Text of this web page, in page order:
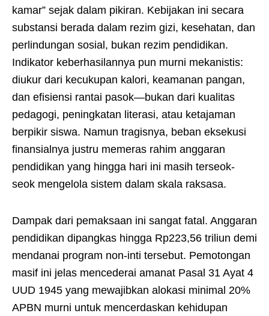
kamar” sejak dalam pikiran. Kebijakan ini secara
substansi berada dalam rezim gizi, kesehatan, dan
perlindungan sosial, bukan rezim pendidikan.
Indikator keberhasilannya pun murni mekanistis:
diukur dari kecukupan kalori, keamanan pangan,
dan efisiensi rantai pasok—bukan dari kualitas
pedagogi, peningkatan literasi, atau ketajaman
berpikir siswa. Namun tragisnya, beban eksekusi
finansialnya justru memeras rahim anggaran
pendidikan yang hingga hari ini masih terseok-
seok mengelola sistem dalam skala raksasa.
Dampak dari pemaksaan ini sangat fatal. Anggaran
pendidikan dipangkas hingga Rp223,56 triliun demi
mendanai program non-inti tersebut. Pemotongan
masif ini jelas mencederai amanat Pasal 31 Ayat 4
UUD 1945 yang mewajibkan alokasi minimal 20%
APBN murni untuk mencerdaskan kehidupan